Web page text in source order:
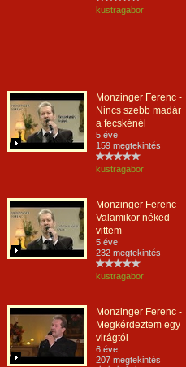
kustragabor
Monzinger Ferenc -
Nincs szebb madár
a fecskénél
5 éve
159 megtekintés
kustragabor
Monzinger Ferenc -
Valamikor néked
vittem
5 éve
232 megtekintés
kustragabor
Monzinger Ferenc -
Megkérdeztem egy
virágtól
6 éve
207 megtekintés